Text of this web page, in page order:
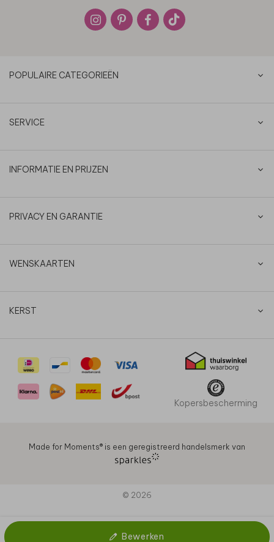
Bewerken
POPULAIRE CATEGORIEËN
SERVICE
INFORMATIE EN PRIJZEN
PRIVACY EN GARANTIE
WENSKAARTEN
KERST
Kopersbescherming
Made for Moments®️ is een geregistreerd handelsmerk van
© 2026